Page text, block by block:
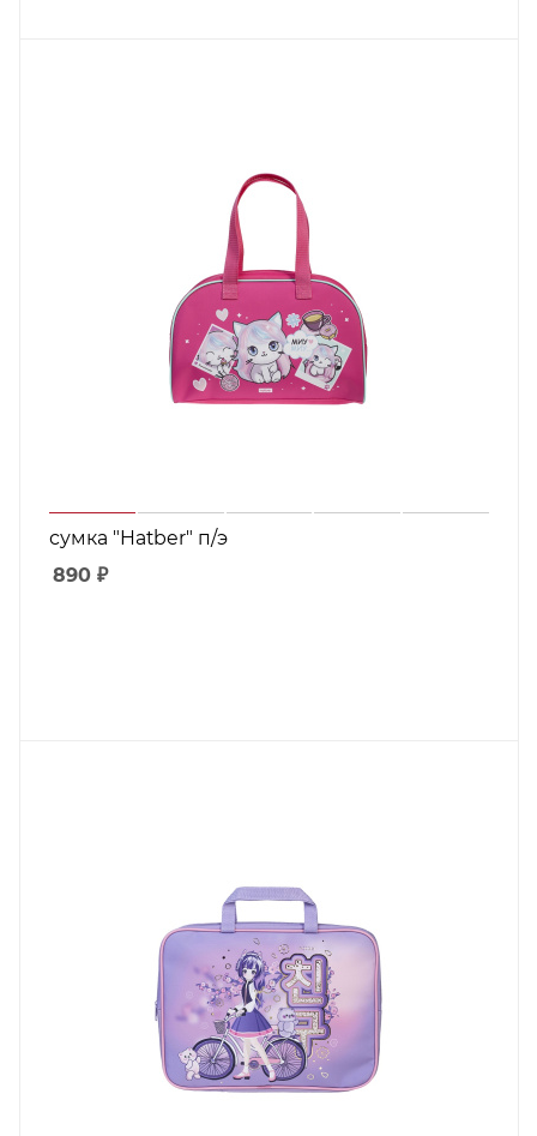
сумка "Hatber" п/э
890 ₽